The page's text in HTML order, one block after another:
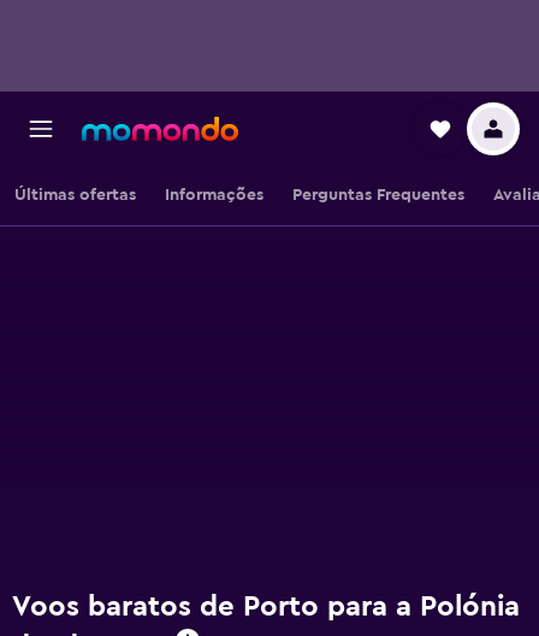
Últimas ofertas Informações Perguntas Frequentes
Voos baratos de Porto para a Polónia